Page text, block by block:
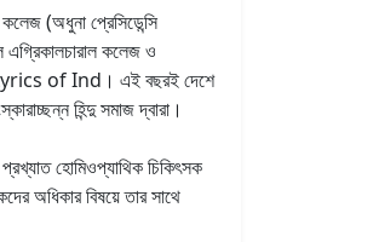
(অধুনা প্রেসিডেন্সি
এগ্রিকালচারাল কলেজ ও
Lyrics of Ind। এই বছরই দেশে
হিন্দু সমাজ দ্বারা।
হোমিওপ্যাথিক চিকিৎসক
অধিকার বিষয়ে তার সাথে